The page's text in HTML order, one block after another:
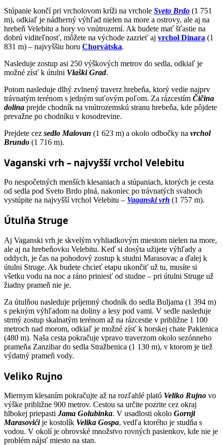
Stúpanie končí pri vrcholovom kríži na vrchole Sveto Brdo (1 751
m), odkiaľ je nádherný výhľad nielen na more a ostrovy, ale aj na
hrebeň Velebitu a hory vo vnútrozemí. Ak budete mať šťastie na
dobrú viditeľnosť, môžete na východe zazrieť aj vrchol Dinara (1
831 m) – najvyššiu horu Chorvátska.
Nasleduje zostup asi 250 výškových metrov do sedla, odkiaľ je
možné zísť k útulni Vlaški Grad.
Potom nasleduje dlhý zvlnený traverz hrebeňa, ktorý vedie najprv
trávnatým terénom s jedným suťovým poľom. Za rázcestím Čičina
dolina prejde chodník na vnútrozemskú stranu hrebeňa, kde pôjdete
prevažne po chodníku v kosodrevine.
Prejdete cez sedlo Malovan (1 623 m) a okolo odbočky na vrchol
Brundo (1 716 m).
Vaganski vrh – najvyšší vrchol Velebitu
Po nespočetných menších klesaniach a stúpaniach, ktorých je cesta
od sedla pod Sveto Brdo plná, nakoniec po trávnatých svahoch
vystúpite na najvyšší vrchol Velebitu – Vaganski vrh (1 757 m).
Útulňa Struge
Aj Vaganski vrh je skvelým vyhliadkovým miestom nielen na more,
ale aj na hrebeňovku Velebitu. Keď si dosýta užijete výhľady a
oddych, je čas na pohodový zostup k studni Marasovac a ďalej k
útulni Struge. Ak budete chcieť etapu ukončiť už tu, musíte si
všetku vodu na noc a ráno priniesť od studne – pri útulni Struge už
žiadny prameň nie je.
Za útulňou nasleduje príjemný chodník do sedla Buljama (1 394 m)
s pekným výhľadom na doliny a lesy pod vami. V sedle nasleduje
strmý zostup skalnatým terénom až na rázcestie v približne 1 100
metroch nad morom, odkiaľ je možné zísť k horskej chate Paklenica
(480 m). Naša cesta pokračuje vpravo traverzom okolo sezónneho
prameňa Zanzibar do sedla Stražbenica (1 130 m), v ktorom je tiež
výdatný prameň vody.
Veliko Rujno
Miernym klesaním pokračujte až na rozľahlé plató Veliko Rujno vo
výške približne 900 metrov. Cestou sa určite pozrite cez okraj
hlbokej priepasti Jama Golubinka. V usadlosti okolo Gornji
Marasovićije kostolík Velika Gospa, vedľa ktorého je studňa s
vodou. V okolí je obrovské množstvo rovných pasienkov, kde nie je
problém nájsť miesto na stan.